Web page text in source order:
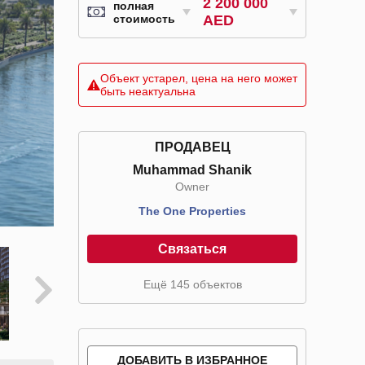
полная
стоимость
2 200 000
AED
Объект устарел, цена на него может
быть неактуальна
ПРОДАВЕЦ
Muhammad Shanik
Owner
The One Properties
Связаться
Ещё 145 объектов
ДОБАВИТЬ В ИЗБРАННОЕ